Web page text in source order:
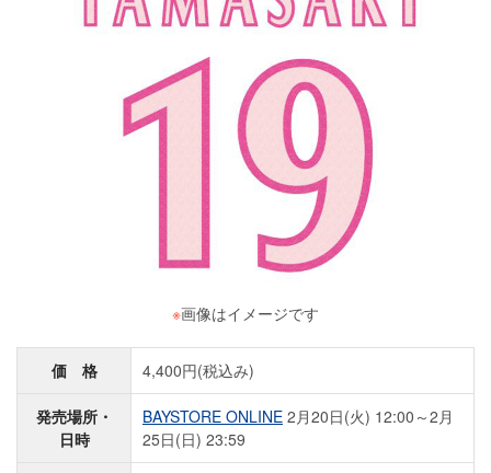
※画像はイメージです
価 格 4,400円(税込み)
発売場所・
日時
BAYSTORE ONLINE 2月20日(火) 12:00～2月
25日(日) 23:59